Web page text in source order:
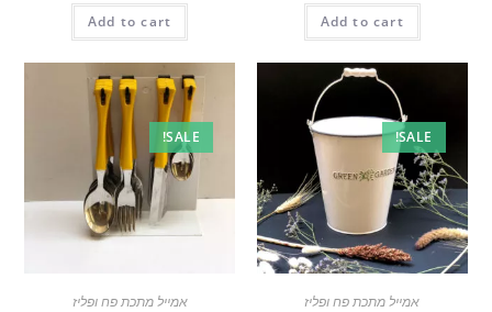
Add to cart
Add to cart
SALE!
אמייל מתכת פח ופליז
SALE!
אמייל מתכת פח ופליז